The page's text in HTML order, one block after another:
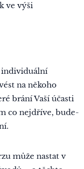
ve výši
individuální
na někoho
brání Vaší účasti
co nejdříve, bude-
může nastat v